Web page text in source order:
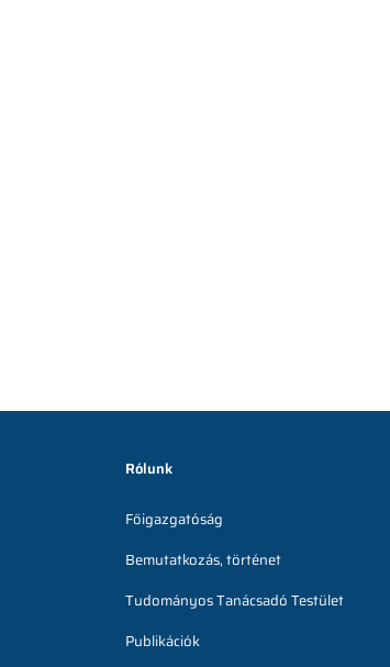
Rólunk
Főigazgatóság
Bemutatkozás, történet
Tudományos Tanácsadó Testület
Publikációk